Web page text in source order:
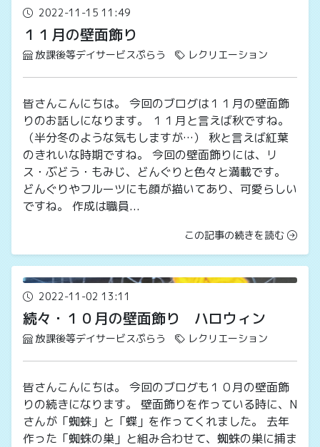
2022-11-15 11:49
１１月の壁面飾り
放課後等デイサービスぷらう レクリエーション
皆さんこんにちは。 今回のブログは１１月の壁面飾
りのお話しになります。 １１月と言えば秋ですね。
（半分冬のような気もしますが…） 秋と言えば紅葉
のきれいな時期ですね。 今回の壁面飾りには、リ
ス・ぶどう・もみじ、どんぐりと色々と満載です。
どんぐりやフルーツにも顔が描いてあり、可愛らしい
ですね。 作成は職員...
この記事の続きを読む
2022-11-02 13:11
続々・１０月の壁面飾り ハロウィン
放課後等デイサービスぷらう レクリエーション
皆さんこんにちは。 今回のブログも１０月の壁面飾
りの続きになります。 壁面飾りを作っている時に、N
さんが「蜘蛛」と「蝶」を作ってくれました。 去年
作った「蜘蛛の巣」と組み合わせて、蜘蛛の巣に捕ま